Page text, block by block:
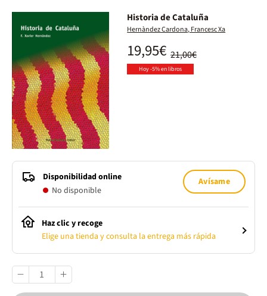
Historia de Cataluña
Hernàndez Cardona, Francesc Xa
21,00€
19,95€
Hoy -5% en libros
Disponibilidad online
No disponible
Avísame
Haz clic y recoge
Elige una tienda y consulta la entrega más rápida